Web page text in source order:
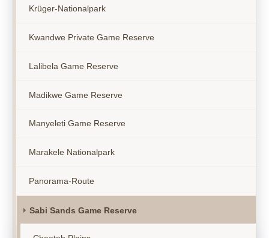
Krüger-Nationalpark
Kwandwe Private Game Reserve
Lalibela Game Reserve
Madikwe Game Reserve
Manyeleti Game Reserve
Marakele Nationalpark
Panorama-Route
Sabi Sands Game Reserve